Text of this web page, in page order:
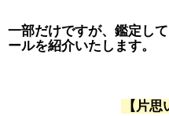
一部だけですが、鑑定し
ールを紹介いたします。
【片思